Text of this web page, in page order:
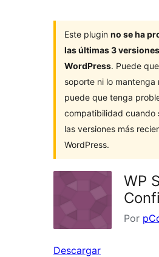
Este plugin no se ha
las últimas 3
WordPress. Puede
soporte ni lo mantenga
puede que tenga
compatibilidad cuando
las versiones más
WordPress.
WP
Por
Descargar